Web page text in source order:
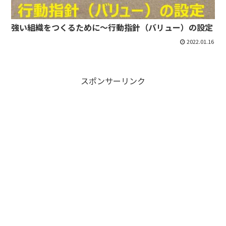
強い組織をつくるために～行動指針（バリュー）の設定
2022.01.16
スポンサーリンク